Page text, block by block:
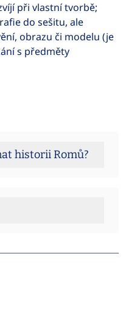
při vlastní tvorbě;
do sešitu, ale
obrazu či modelu (je
s předměty
historii Romů?